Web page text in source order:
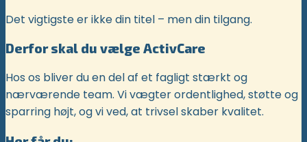
Det vigtigste er ikke din titel – men din tilgang.
Derfor skal du vælge ActivCare
Hos os bliver du en del af et fagligt stærkt og
nærværende team. Vi vægter ordentlighed, støtte og
sparring højt, og vi ved, at trivsel skaber kvalitet.